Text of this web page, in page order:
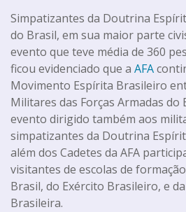
Simpatizantes da Doutrina
do Brasil, em sua maior parte
evento que teve média de 360
ficou evidenciado que a AFA
Movimento Espírita Brasileiro
Militares das Forças Armadas
evento dirigido também aos
simpatizantes da Doutrina
além dos Cadetes da AFA
visitantes de escolas de
Brasil, do Exército Brasileiro, e
Brasileira.